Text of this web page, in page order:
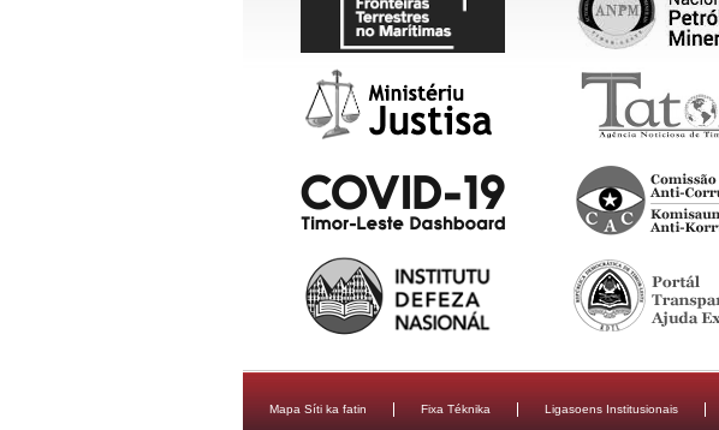
Mapa Síti ka fatin Fixa Téknika Ligasoens Institusionais